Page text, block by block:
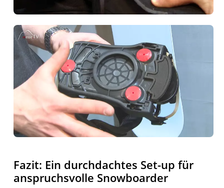
Fazit: Ein durchdachtes Set-up für
anspruchsvolle Snowboarder